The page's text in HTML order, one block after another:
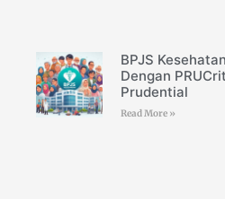
BPJS
Dengan
Prudential
Read More »